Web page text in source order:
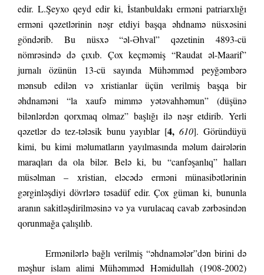
edir. L.Şeyxo qeyd edir ki, İstanbuldakı erməni patriarxlığı
erməni qəzetlərinin nəşr etdiyi başqa əhdnamə nüsxəsini
göndərib. Bu nüsxə “əl-Əhval” qəzetinin 4893-cü
nömrəsində də çıxıb. Çox keçməmiş “Raudat əl-Maarif”
jurnalı özünün 13-cü sayında Mühəmməd peyğəmbərə
mənsub edilən və xristianlar üçün verilmiş başqa bir
əhdnaməni “la xaufə mimmə yətəvahhəmun” (düşünə
bilənlərdən qorxmaq olmaz” başlığı ilə nəşr etdirib. Yerli
qəzetlər də tez-tələsik bunu yayıblar [4, 610]. Göründüyü
kimi, bu kimi məlumatların yayılmasında məlum dairələrin
maraqları da ola bilər. Belə ki, bu “canfəşanlıq” halları
müsəlman – xristian, eləcədə erməni münasibətlərinin
gərginləşdiyi dövrlərə təsadüf edir. Çox güman ki, bununla
aranın sakitləşdirilməsinə və ya vurulacaq cavab zərbəsindən
qorunmağa çalışılıb.
Ermənilərlə bağlı verilmiş “əhdnamələr”dən birini də
məşhur islam alimi Mühəmməd Həmidullah (1908-2002)